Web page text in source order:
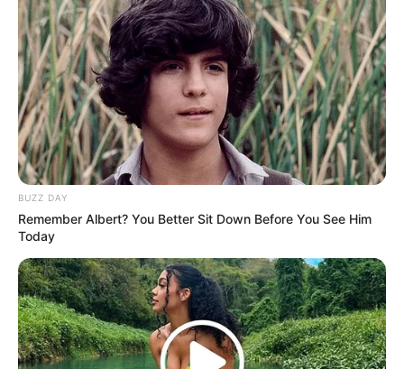
BUZZ DAY
Remember Albert? You Better Sit Down Before You See Him
Today